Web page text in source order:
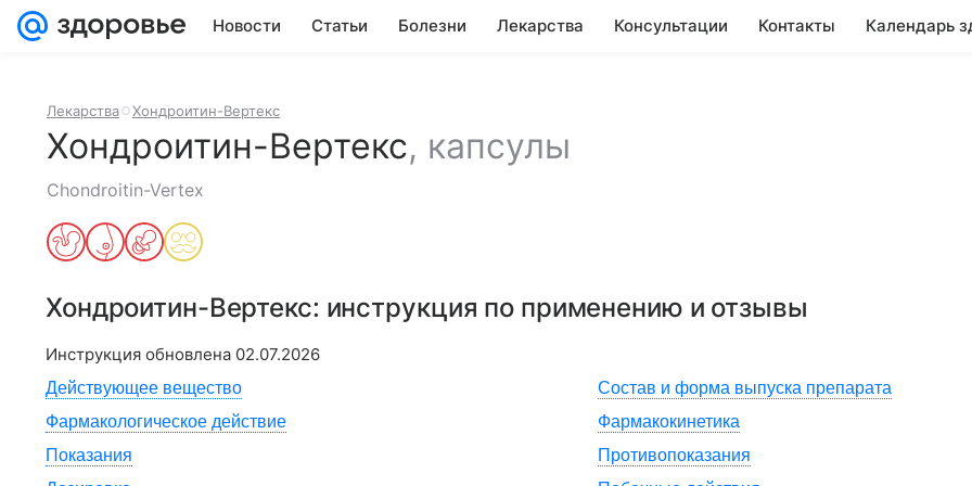
Новости Статьи Болезни Лекарства Консультации Контакты Календарь
Лекарства Хондроитин-Вертекс
Хондроитин-Вертекс, капсулы
Chondroitin-Vertex
Хондроитин-Вертекс: инструкция по применению и отзывы
Инструкция обновлена 02.07.2026
Действующее вещество
Состав и форма выпуска препарата
Фармакологическое действие
Фармакокинетика
Показания
Противопоказания